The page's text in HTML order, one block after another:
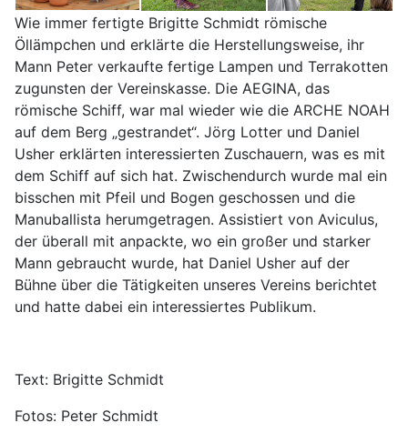
Wie immer fertigte Brigitte Schmidt römische
Öllämpchen und erklärte die Herstellungsweise, ihr
Mann Peter verkaufte fertige Lampen und Terrakotten
zugunsten der Vereinskasse. Die AEGINA, das
römische Schiff, war mal wieder wie die ARCHE NOAH
auf dem Berg „gestrandet“. Jörg Lotter und Daniel
Usher erklärten interessierten Zuschauern, was es mit
dem Schiff auf sich hat. Zwischendurch wurde mal ein
bisschen mit Pfeil und Bogen geschossen und die
Manuballista herumgetragen. Assistiert von Aviculus,
der überall mit anpackte, wo ein großer und starker
Mann gebraucht wurde, hat Daniel Usher auf der
Bühne über die Tätigkeiten unseres Vereins berichtet
und hatte dabei ein interessiertes Publikum.
Text: Brigitte Schmidt
Fotos: Peter Schmidt